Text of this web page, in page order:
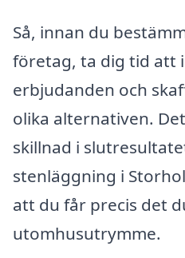
Så, innan du
företag, ta dig tid att
erbjudanden och
olika alternativen.
skillnad i
stenläggning i
att du får precis det
utomhusutrymme.